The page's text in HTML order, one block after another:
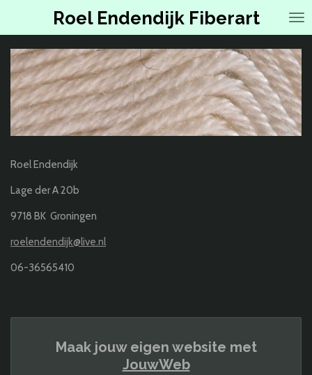
de
hoofdinhoud
Roel Endendijk Fiberart
Roel Endendijk
Lage der A 20b
9718 BK Groningen
roelendendijk@live.nl
06-36565410
Maak jouw eigen website met
JouwWeb